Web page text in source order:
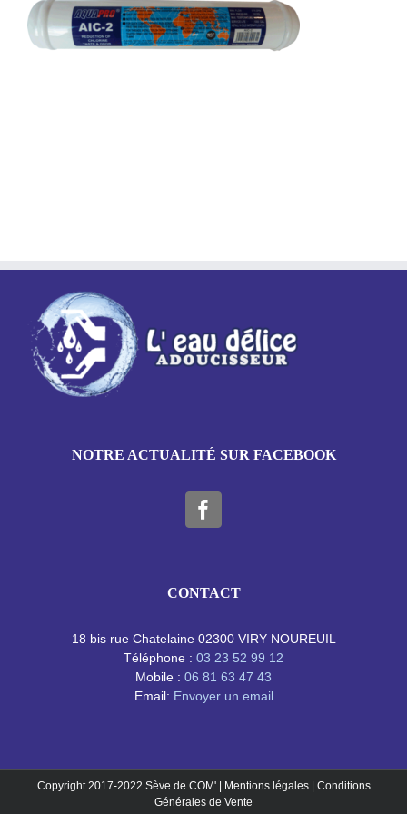
NOTRE ACTUALITÉ SUR FACEBOOK
CONTACT
18 bis rue Chatelaine 02300 VIRY NOUREUIL
Téléphone : 03 23 52 99 12
Mobile : 06 81 63 47 43
Email: Envoyer un email
Copyright 2017-2022 Sève de COM' Mentions légales| Conditions
Générales de Vente